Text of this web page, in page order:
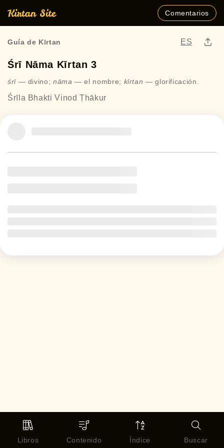
Comentarios
Guía de Kīrtan ES
Śrī Nāma Kīrtan 3
śrī— divino; nāma — el nombre; kīrtan — glorificación.
Śrīla Bhakti Vinod Ṭhākur
Libros Contenido Índice Buscar